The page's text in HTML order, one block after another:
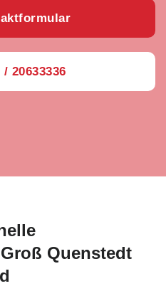
20633336
Quenstedt